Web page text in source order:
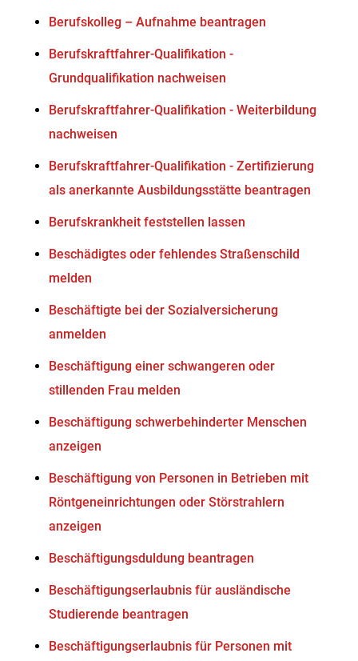
Berufskolleg – Aufnahme beantragen
Berufskraftfahrer-Qualifikation -
Grundqualifikation nachweisen
Berufskraftfahrer-Qualifikation - Weiterbildung
nachweisen
Berufskraftfahrer-Qualifikation - Zertifizierung
als anerkannte Ausbildungsstätte beantragen
Berufskrankheit feststellen lassen
Beschädigtes oder fehlendes Straßenschild
melden
Beschäftigte bei der Sozialversicherung
anmelden
Beschäftigung einer schwangeren oder
stillenden Frau melden
Beschäftigung schwerbehinderter Menschen
anzeigen
Beschäftigung von Personen in Betrieben mit
Röntgeneinrichtungen oder Störstrahlern
anzeigen
Beschäftigungsduldung beantragen
Beschäftigungserlaubnis für ausländische
Studierende beantragen
Beschäftigungserlaubnis für Personen mit